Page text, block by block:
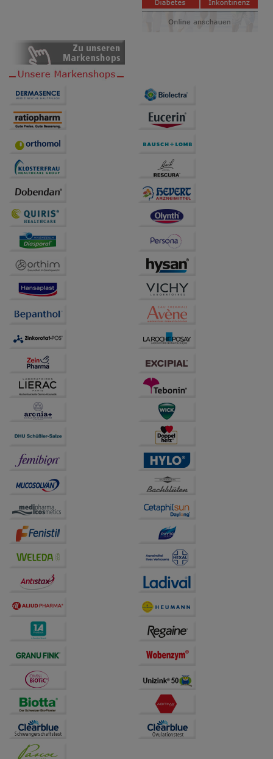
Bitte beachten Sie, dass Daten hierfür teilweise an
Dritte wie z.B. Google oder soziale Medien